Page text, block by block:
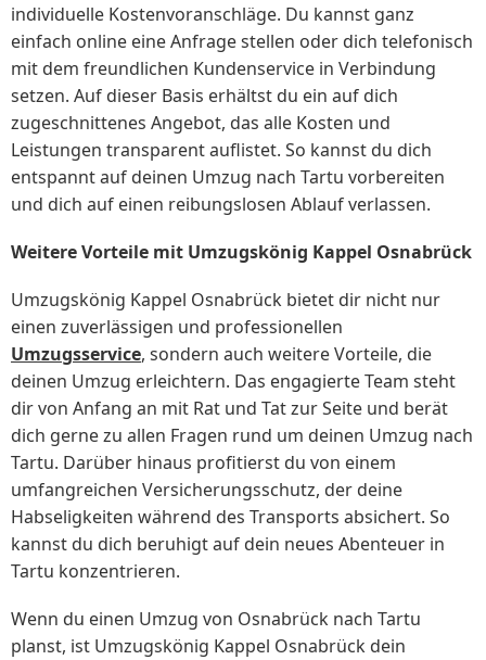
individuelle Kostenvoranschläge. Du kannst ganz
einfach online eine Anfrage stellen oder dich telefonisch
mit dem freundlichen Kundenservice in Verbindung
setzen. Auf dieser Basis erhältst du ein auf dich
zugeschnittenes Angebot, das alle Kosten und
Leistungen transparent auflistet. So kannst du dich
entspannt auf deinen Umzug nach Tartu vorbereiten
und dich auf einen reibungslosen Ablauf verlassen.
Weitere Vorteile mit Umzugskönig Kappel Osnabrück
Umzugskönig Kappel Osnabrück bietet dir nicht nur
einen zuverlässigen und professionellen
Umzugsservice, sondern auch weitere Vorteile, die
deinen Umzug erleichtern. Das engagierte Team steht
dir von Anfang an mit Rat und Tat zur Seite und berät
dich gerne zu allen Fragen rund um deinen Umzug nach
Tartu. Darüber hinaus profitierst du von einem
umfangreichen Versicherungsschutz, der deine
Habseligkeiten während des Transports absichert. So
kannst du dich beruhigt auf dein neues Abenteuer in
Tartu konzentrieren.
Wenn du einen Umzug von Osnabrück nach Tartu
planst, ist Umzugskönig Kappel Osnabrück dein